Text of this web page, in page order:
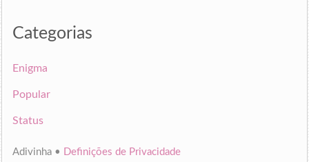
Categorias
Enigma
Popular
Status
Adivinha • Definições de Privacidade